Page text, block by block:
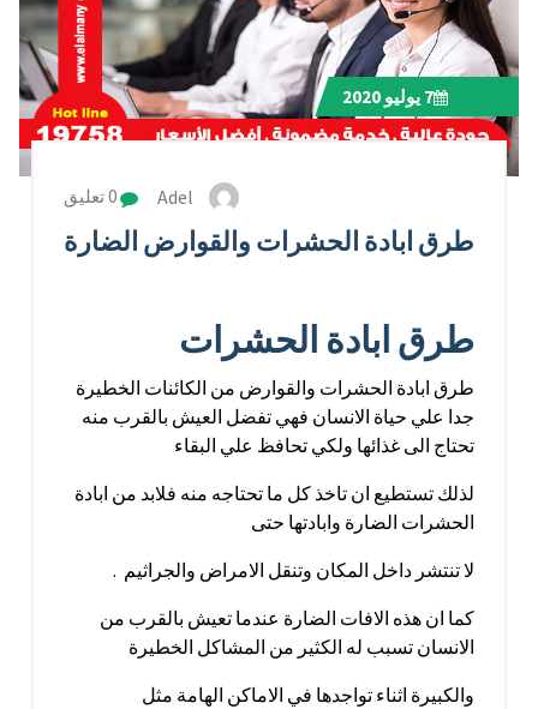
7 يوليو 2020
Adel
طرق ابادة الحشرات والقوارض الضارة
طرق ابادة الحشرات
طرق ابادة الحشرات والقوارض من الكائنات الخطيرة
جدا علي حياة الانسان فهي تفضل العيش بالقرب منه
تحتاج الى غذائها ولكي تحافظ علي البقاء
لذلك تستطيع ان تاخذ كل ما تحتاجه منه فلابد من ابادة
الحشرات الضارة وابادتها حتى
لا تنتشر داخل المكان وتنقل الامراض والجراثيم .
كما ان هذه الافات الضارة عندما تعيش بالقرب من
الانسان تسبب له الكثير من المشاكل الخطيرة
والكبيرة اثناء تواجدها في الاماكن الهامة مثل